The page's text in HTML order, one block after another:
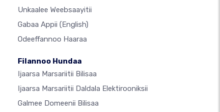
Unkaalee Weebsaayitii
Gabaa Appii (English)
Odeeffannoo Haaraa
Filannoo Hundaa
Ijaarsa Marsariitii Bilisaa
Ijaarsa Marsariitii Daldala Elektirooniksii
Galmee Domeenii Bilisaa